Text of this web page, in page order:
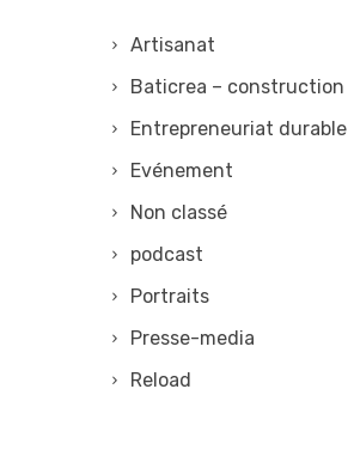
Artisanat
Baticrea – construction
Entrepreneuriat durable
Evénement
Non classé
podcast
Portraits
Presse-media
Reload